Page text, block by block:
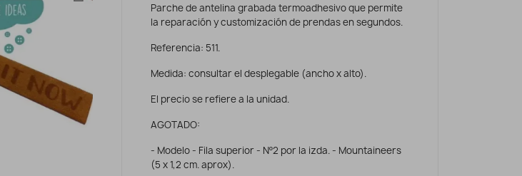
Parche de antelina grabada termoadhesivo que permite
la reparación y customización de prendas en segundos.
Referencia: 511.
Medida: consultar el desplegable (ancho x alto).
El precio se refiere a la unidad.
AGOTADO:
- Modelo - Fila superior - Nº2 por la izda. - Mountaineers
(5 x 1,2 cm. aprox).